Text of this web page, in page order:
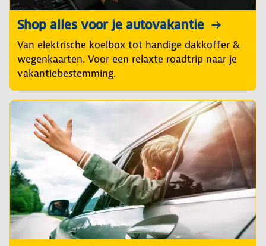
Shop alles voor je autovakantie
Van elektrische koelbox tot handige dakkoffer &
wegenkaarten. Voor een relaxte roadtrip naar je
vakantiebestemming.